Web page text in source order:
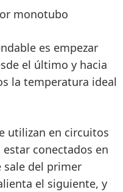
es empezar
el último y hacia
la temperatura ideal
utilizan en circuitos
estar conectados en
sale del primer
el siguiente, y